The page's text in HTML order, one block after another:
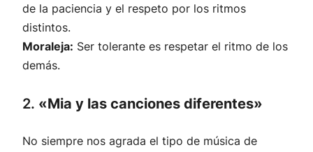
de la paciencia y el respeto por los ritmos
distintos.
Moraleja: Ser tolerante es respetar el ritmo de los
demás.
2. «Mia y las canciones diferentes»
No siempre nos agrada el tipo de música de